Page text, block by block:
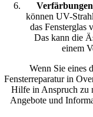
können UV-
das Fensterglas
Das kann die
einem
Wenn Sie eines
Fensterreparatur in
Hilfe in Anspruch zu
Angebote und